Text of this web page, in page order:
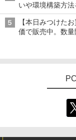
いや環境構築方法
【本日みつけた
価で販売中。数量